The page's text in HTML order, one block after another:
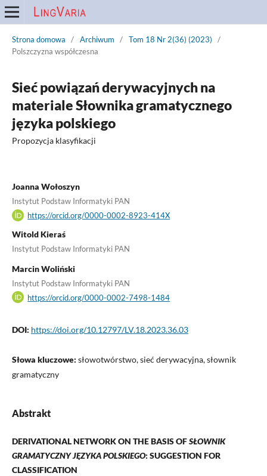
Strona domowa / Archiwum / Tom 18 Nr 2(36) (2023)
/
Polszczyzna współczesna
Sieć powiązań derywacyjnych na
materiale Słownika gramatycznego
języka polskiego
Propozycja klasyfikacji
Joanna Wołoszyn
Instytut Podstaw Informatyki PAN
https://orcid.org/0000-0002-8923-414X
Witold Kieraś
Instytut Podstaw Informatyki PAN
Marcin Woliński
Instytut Podstaw Informatyki PAN
https://orcid.org/0000-0002-7498-1484
DOI: https://doi.org/10.12797/LV.18.2023.36.03
Słowa kluczowe: słowotwórstwo, sieć derywacyjna, słownik
gramatyczny
Abstrakt
DERIVATIONAL NETWORK ON THE BASIS OFSŁOWNIK
GRAMATYCZNY JĘZYKA POLSKIEGO: SUGGESTION FOR
CLASSIFICATION